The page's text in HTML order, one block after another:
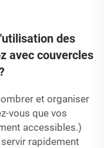
des
avec couvercles
et organiser
vous que vos
accessibles.)
rapidement